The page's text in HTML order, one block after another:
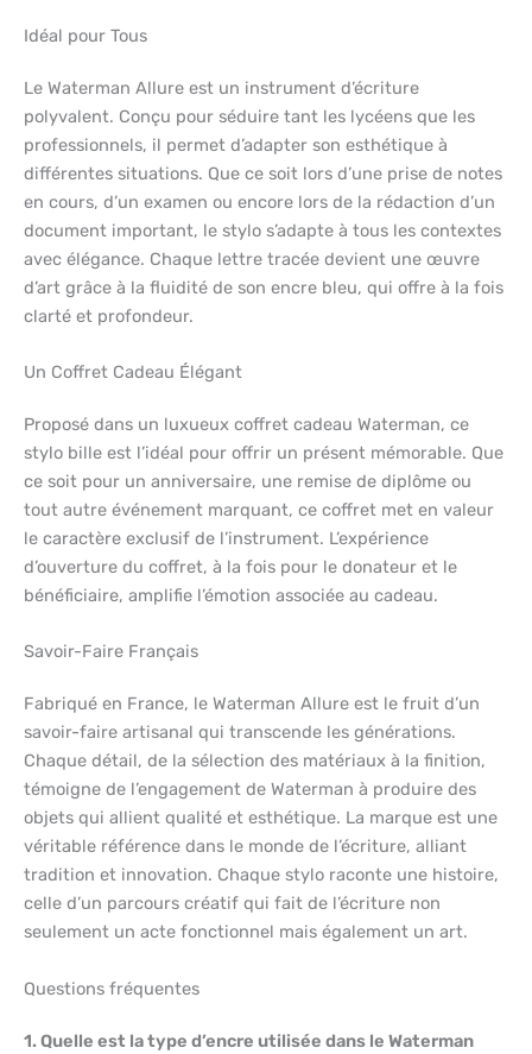
Idéal pour Tous
Le Waterman Allure est un instrument d’écriture
polyvalent. Conçu pour séduire tant les lycéens que les
professionnels, il permet d’adapter son esthétique à
différentes situations. Que ce soit lors d’une prise de notes
en cours, d’un examen ou encore lors de la rédaction d’un
document important, le stylo s’adapte à tous les contextes
avec élégance. Chaque lettre tracée devient une œuvre
d’art grâce à la fluidité de son encre bleu, qui offre à la fois
clarté et profondeur.
Un Coffret Cadeau Élégant
Proposé dans un luxueux coffret cadeau Waterman, ce
stylo bille est l’idéal pour offrir un présent mémorable. Que
ce soit pour un anniversaire, une remise de diplôme ou
tout autre événement marquant, ce coffret met en valeur
le caractère exclusif de l’instrument. L’expérience
d’ouverture du coffret, à la fois pour le donateur et le
bénéficiaire, amplifie l’émotion associée au cadeau.
Savoir-Faire Français
Fabriqué en France, le Waterman Allure est le fruit d’un
savoir-faire artisanal qui transcende les générations.
Chaque détail, de la sélection des matériaux à la finition,
témoigne de l’engagement de Waterman à produire des
objets qui allient qualité et esthétique. La marque est une
véritable référence dans le monde de l’écriture, alliant
tradition et innovation. Chaque stylo raconte une histoire,
celle d’un parcours créatif qui fait de l’écriture non
seulement un acte fonctionnel mais également un art.
Questions fréquentes
1. Quelle est la type d’encre utilisée dans le Waterman